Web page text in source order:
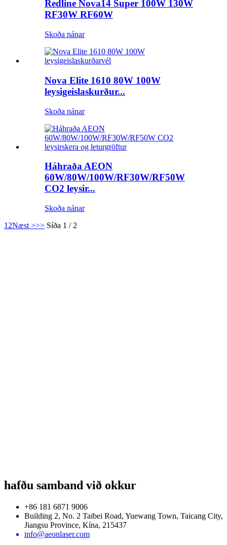
Redline Nova14 Super 100W 130W
RF30W RF60W
Skoða nánar
Nova Elite 1610 80W 100W
leysigeislaskurður...
Skoða nánar
Háhraða AEON
60W/80W/100W/RF30W/RF50W
CO2 leysir...
Skoða nánar
1 2Næst >>> Síða 1 / 2
hafðu samband við okkur
+86 181 6871 9006
Building 2, No. 2 Taibei Road, Yuewang Town, Taicang City,
Jiangsu Province, Kína, 215437
info@aeonlaser.com